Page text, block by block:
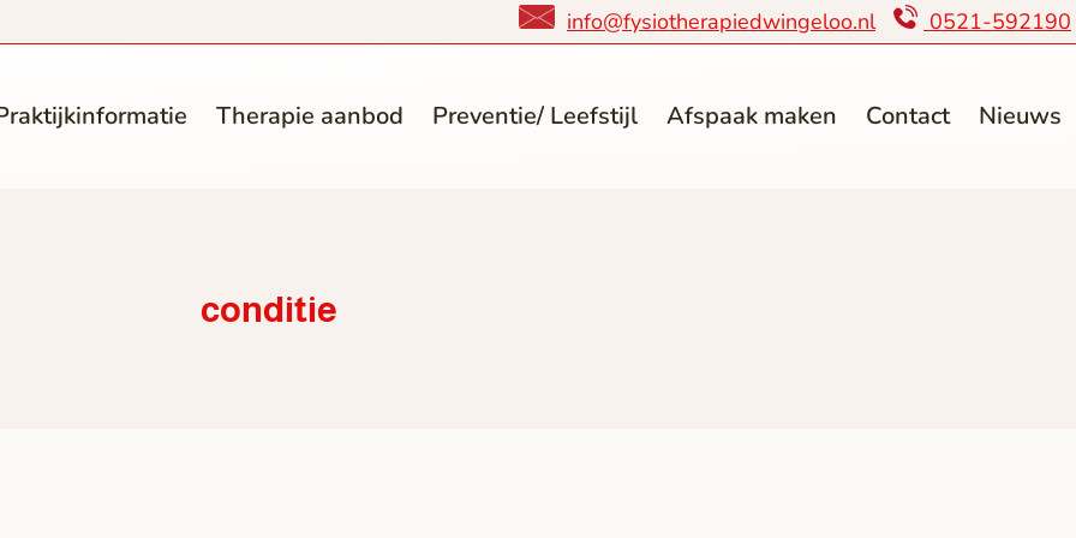
info@fysiotherapiedwingeloo.nl 0521-592190
Therapie aanbod Preventie/ Leefstijl Afspaak maken Contact Nieuws
conditie